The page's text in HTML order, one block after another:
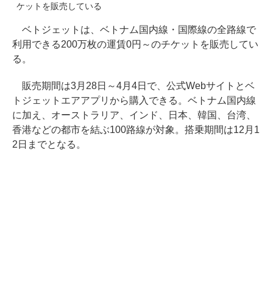
ケットを販売している
ベトジェットは、ベトナム国内線・国際線の全路線で
利用できる200万枚の運賃0円～のチケットを販売してい
る。
販売期間は3月28日～4月4日で、公式Webサイトとベ
トジェットエアアプリから購入できる。ベトナム国内線
に加え、オーストラリア、インド、日本、韓国、台湾、
香港などの都市を結ぶ100路線が対象。搭乗期間は12月1
2日までとなる。